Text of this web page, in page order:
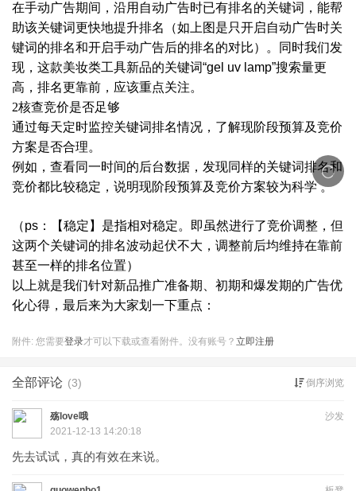
在手动广告期间，沿用自动广告时已有排名的关键词，能帮
助该关键词更快地提升排名（如上图是只开启自动广告时关
键词的排名和开启手动广告后的排名的对比）。同时我们发
现，这款美妆类工具新品的关键词“gel uv lamp”搜索量更
高，排名更靠前，应该重点关注。
2核查竞价是否足够
通过每天定时监控关键词排名情况，了解现阶段预算及竞价
方案是否合理。
例如，查看同一时间的后台数据，发现同样的关键词排名和
竞价都比较稳定，说明现阶段预算及竞价方案较为科学。
（ps：【稳定】是指相对稳定。即虽然进行了竞价调整，但
这两个关键词的排名波动起伏不大，调整前后均维持在靠前
甚至一样的排名位置）
以上就是我们针对新品推广准备期、初期和爆发期的广告优
化心得，最后来为大家划一下重点：
附件: 您需要登录才可以下载或查看附件。没有账号？ 立即注册
全部评论 (3) 倒序浏览
沙发
殇love哦
2021-12-13 14:20:18
先去试试，真的有效在来说。